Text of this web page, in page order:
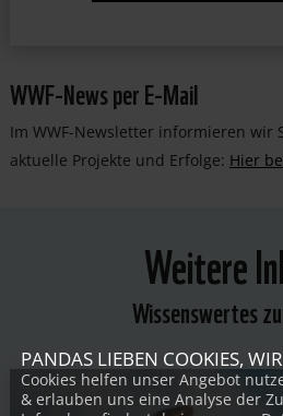
WWF-News per E-Mail
Im WWF-Newsletter informieren wir
aktuelle Projekte und Erfolge: Hier
Weitere
Wissenswertes
PANDAS LIEBEN COOKIES,
Cookies helfen unser Angebot
& erlauben uns eine Analyse der